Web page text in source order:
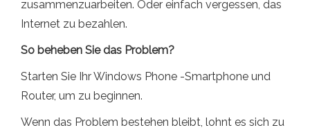
zusammenzuarbeiten. Oder einfach vergessen, das
Internet zu bezahlen.
So beheben Sie das Problem?
Starten Sie Ihr Windows Phone -Smartphone und
Router, um zu beginnen.
Wenn das Problem bestehen bleibt, lohnt es sich zu